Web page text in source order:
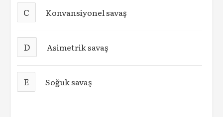
C Konvansiyonel savaş
D Asimetrik savaş
E Soğuk savaş